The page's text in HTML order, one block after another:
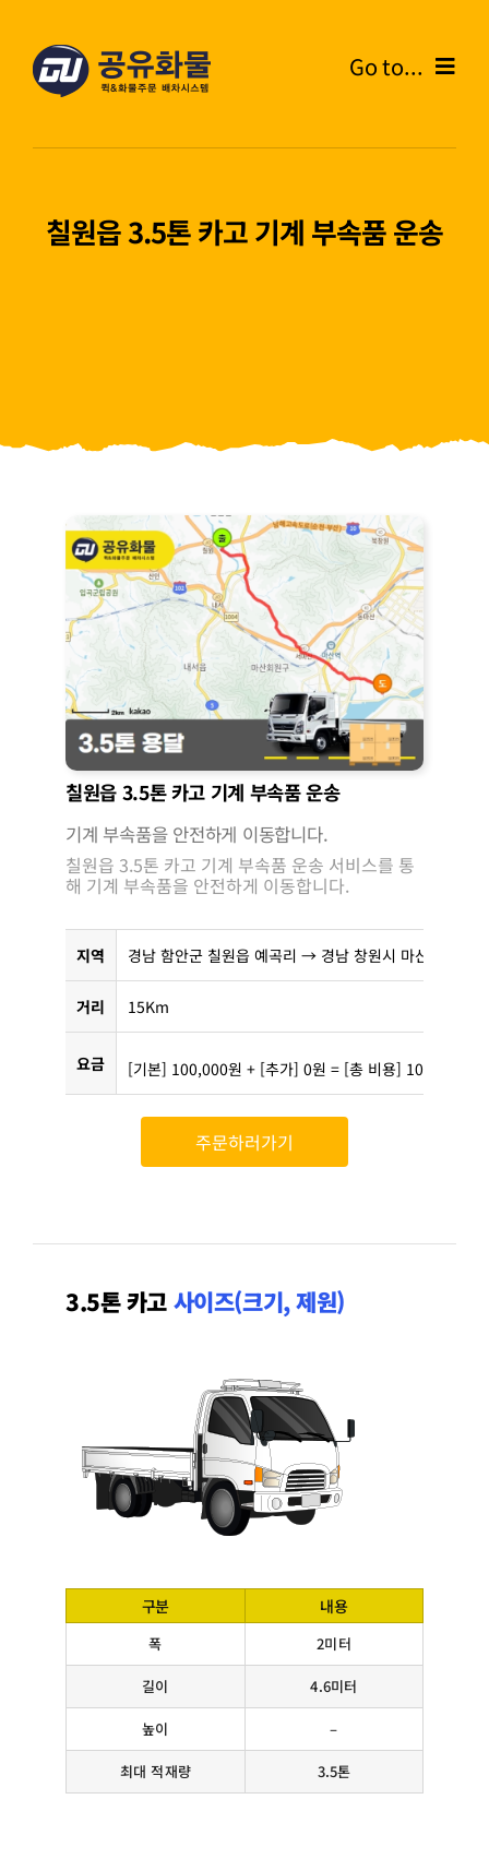
Go to...
블로그
칠원읍 3.5톤 카고 기계 부속품 운송
칠원읍 3.5톤 카고 기계 부속품 운송
기계 부속품을 안전하게 이동합니다.
칠원읍 3.5톤 카고 기계 부속품 운송 서비스를 통
해 기계 부속품을 안전하게 이동합니다.
지역 경남 함안군 칠원읍 예곡리 → 경남 창원시 마산회원구
거리 15Km
요금 [기본] 100,000원 + [추가] 0원 = [총 비용] 100,000원
주문하러가기
3.5톤 카고 사이즈(크기, 제원)
구분 내용
폭 2미터
길이 4.6미터
높이 –
최대 적재량 3.5톤